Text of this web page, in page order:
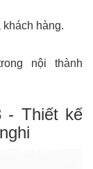
khách hàng.
nội thành
- Thiết kế